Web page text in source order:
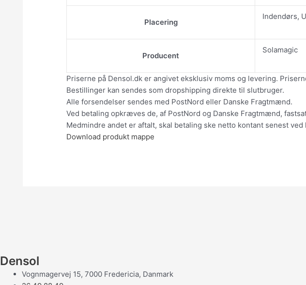
Placering
Indendørs,
Producent
Solamagic
Priserne på Densol.dk er angivet eksklusiv moms og levering.
Bestillinger kan sendes som dropshipping direkte til slutbruger.
Alle forsendelser sendes med PostNord eller Danske Fragtmænd.
Ved betaling opkræves de, af PostNord og Danske Fragtmænd,
Medmindre andet er aftalt, skal betaling ske netto kontant senest ved
Download produkt mappe
Densol
Vognmagervej 15, 7000 Fredericia, Danmark